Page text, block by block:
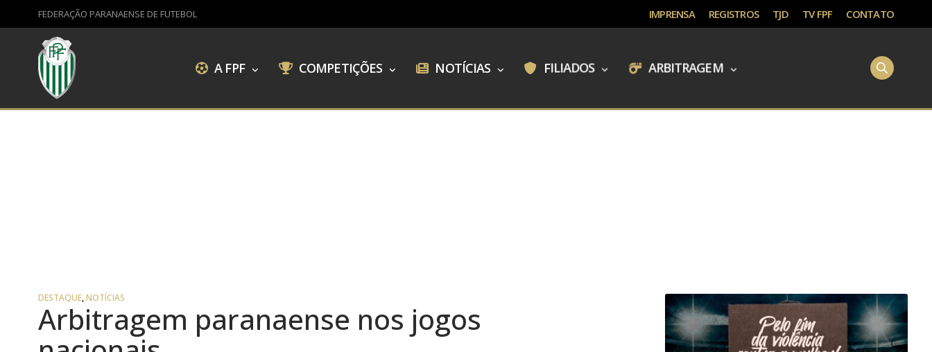
FEDERAÇÃO PARANAENSE DE FUTEBOL IMPRENSA REGISTROS TJD TV FPF CONTATO
A FPF COMPETIÇÕES NOTÍCIAS FILIADOS ARBITRAGEM
DESTAQUE,NOTÍCIAS
Arbitragem paranaense nos jogos